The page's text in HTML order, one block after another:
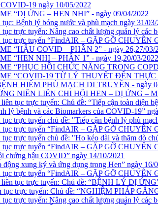
19 ngày 10/05/2022
“DỊ ỨNG – HEN NHI” - ngày 09/04/2022
Bệnh lý bóng nước và phù mạch ngày 31/03/
trực tuyến: Nâng cao chất lượng quản lý các
tục trực tuyến “FindAIR – GẶP GỠ CHUYÊN
“HẬU COVID – PHẦN 2” - ngày 26,27/03/
“HEN NHI – PHẦN 1” - ngày 19,20/03/2022
“PHỤC HỒI CHỨC NĂNG TRONG
“COVID-19 TỪ LÝ THUYẾT ĐẾN THỰC
HIẾM PHÙ MẠCH DI TRUYỀN - ngày
NIÊN LIÊN CHI HỘI HEN – DỊ ỨNG –
tục trực tuyến: Chủ đề: “Tiếp cận toàn diện
lý bệnh và các Biomarkers của COVID-19”
trực tuyến chủ đề: "Tiếp cận bệnh lý phù
tục trực tuyến “FindAIR – GẶP GỠ CHUYÊN
trực tuyến chủ đề: "Ho kéo dài và thăm dò
tục trực tuyến “FindAIR – GẶP GỠ CHUYÊN
chứng hậu COVID” ngày 14/10/2021
xung ký và ứng dụng trong Hen” ngày 16/
tục trực tuyến “FindAIR – GẶP GỠ CHUYÊN
tục trực tuyến: Chủ đề: “BỆNH LÝ DỊ
tục trực tuyến: Chủ đề: “NGHIỆM PHÁP
trực tuyến: Nâng cao chất lượng quản lý các